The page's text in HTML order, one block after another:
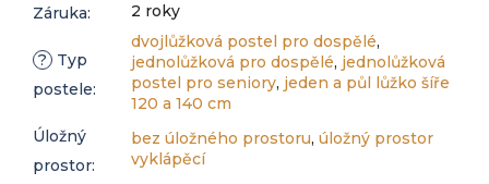
Záruka: 2 roky
?
Typ
postele:
dvojlůžková postel pro dospělé,
jednolůžková pro dospělé, jednolůžková
postel pro seniory, jeden a půl lůžko šíře
120 a 140 cm
Úložný
prostor:
bez úložného prostoru, úložný prostor
vyklápěcí